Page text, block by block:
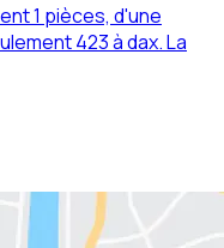
1 pièces, d'une
423 à dax. La